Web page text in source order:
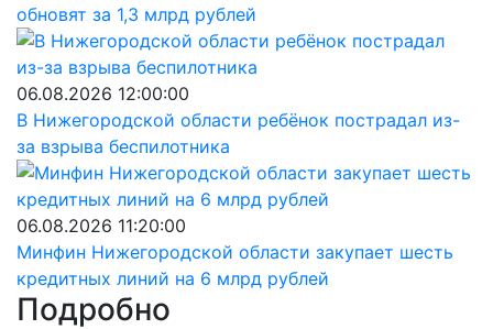
обновят за 1,3 млрд рублей
06.08.2026 12:00:00
В Нижегородской области ребёнок пострадал из-
за взрыва беспилотника
06.08.2026 11:20:00
Минфин Нижегородской области закупает шесть
кредитных линий на 6 млрд рублей
Подробно